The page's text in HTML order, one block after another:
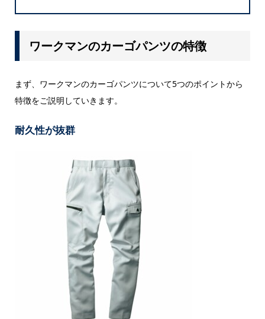
ワークマンのカーゴパンツの特徴
まず、ワークマンのカーゴパンツについて5つのポイントから
特徴をご説明していきます。
耐久性が抜群